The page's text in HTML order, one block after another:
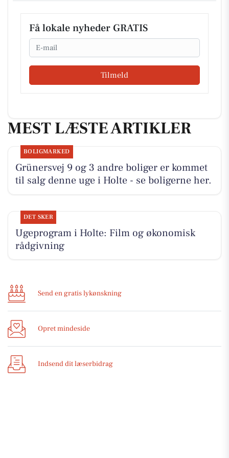
Få lokale nyheder GRATIS
Email
Tilmeld
MEST LÆSTE ARTIKLER
BOLIGMARKED
Grünersvej 9 og 3 andre boliger er kommet
til salg denne uge i Holte - se boligerne her.
DET SKER
Ugeprogram i Holte: Film og økonomisk
rådgivning
Send en gratis lykønskning
Opret mindeside
Indsend dit læserbidrag